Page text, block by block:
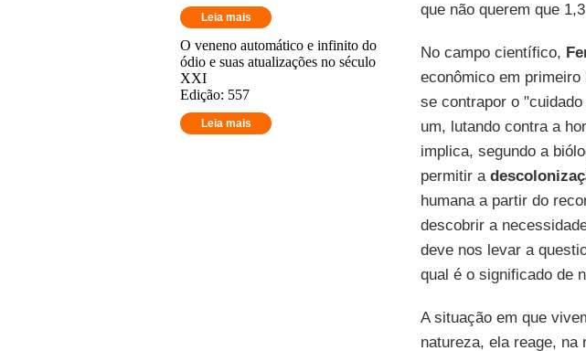
Leia mais
O veneno automático e infinito do
ódio e suas atualizações no século
XXI
Edição: 557
Leia mais
que não querem que
No campo científico,
econômico em
se contrapor o
um, lutando contra a
implica, segundo a
permitir a
humana a partir do
descobrir a
deve nos levar a
qual é o significado de
A situação em que
natureza, ela reage, na